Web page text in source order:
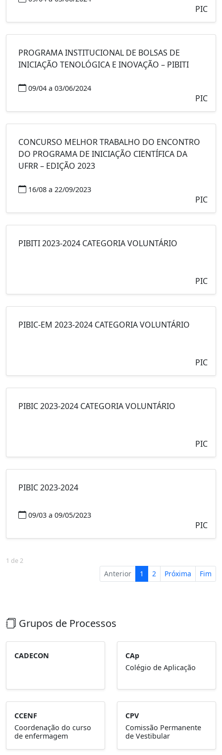
PIC
PROGRAMA INSTITUCIONAL DE BOLSAS DE
INICIAÇÃO TENOLÓGICA E INOVAÇÃO – PIBITI
09/04 a 03/06/2024
PIC
CONCURSO MELHOR TRABALHO DO ENCONTRO
DO PROGRAMA DE INICIAÇÃO CIENTÍFICA DA
UFRR – EDIÇÃO 2023
16/08 a 22/09/2023
PIC
PIBITI 2023-2024 CATEGORIA VOLUNTÁRIO
PIC
PIBIC-EM 2023-2024 CATEGORIA VOLUNTÁRIO
PIC
PIBIC 2023-2024 CATEGORIA VOLUNTÁRIO
PIC
PIBIC 2023-2024
09/03 a 09/05/2023
PIC
1 de 2
Anterior 1 2 Próxima Fim
Grupos de Processos
CADECON
CAp
Colégio de Aplicação
CCENF
Coordenação do curso
de enfermagem
CPV
Comissão Permanente
de Vestibular